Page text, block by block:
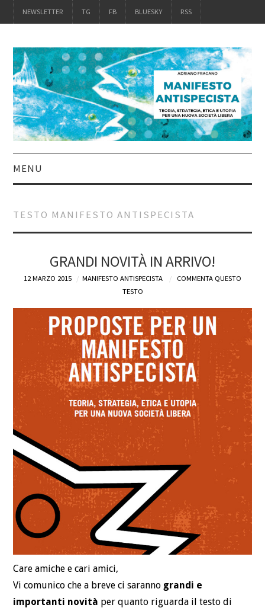
NEWSLETTER TG FB BLUESKY RSS
MENU
ACQUISTALO
BLOG
CONTATTI
TESTO MANIFESTO ANTISPECISTA
GRANDI NOVITÀ IN ARRIVO!
12 MARZO 2015 MANIFESTO ANTISPECISTA
COMMENTA QUESTO
TESTO
Care amiche e cari amici,
Vi comunico che a breve ci saranno grandi e
importanti novità per quanto riguarda il testo di